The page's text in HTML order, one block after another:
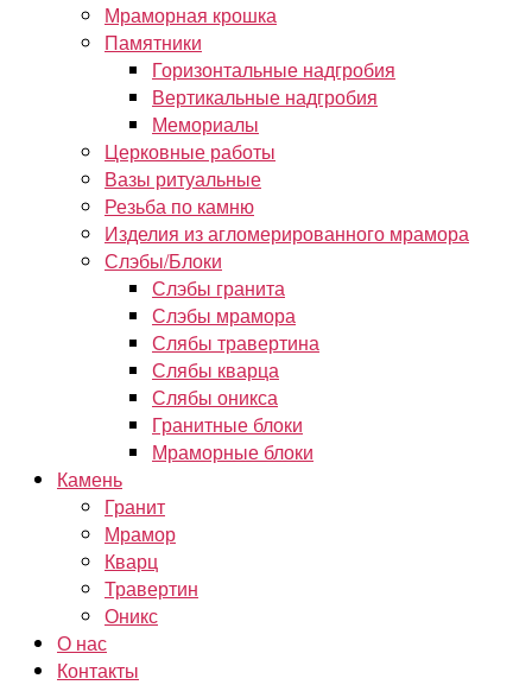
Мраморная крошка
Памятники
Горизонтальные надгробия
Вертикальные надгробия
Мемориалы
Церковные работы
Вазы ритуальные
Резьба по камню
Изделия из агломерированного мрамора
Слэбы/Блоки
Слэбы гранита
Слэбы мрамора
Слябы травертина
Слябы кварца
Слябы оникса
Гранитные блоки
Мраморные блоки
Камень
Гранит
Мрамор
Кварц
Травертин
Оникс
О нас
Контакты